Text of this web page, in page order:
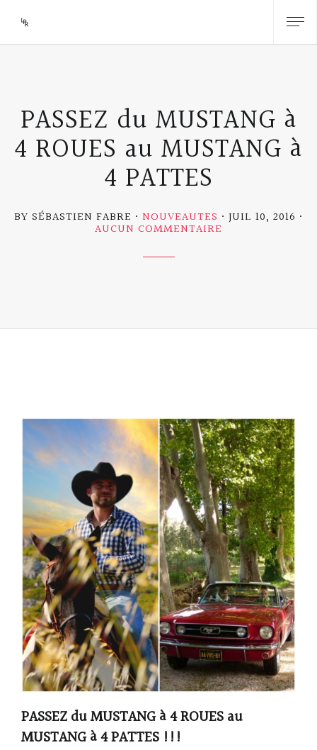
PASSEZ du MUSTANG à
4 ROUES au MUSTANG à
4 PATTES
BY SÉBASTIEN FABRE NOUVEAUTES JUIL 10, 2016
AUCUN COMMENTAIRE SUR
PASSEZdu MUSTANGà 4 ROUESau
MUSTANG à 4 PATTES !!!